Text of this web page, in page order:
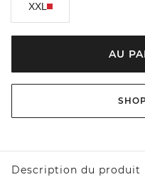
XXL
AU
Description du produit